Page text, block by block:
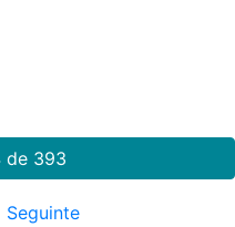
de 393
Seguinte